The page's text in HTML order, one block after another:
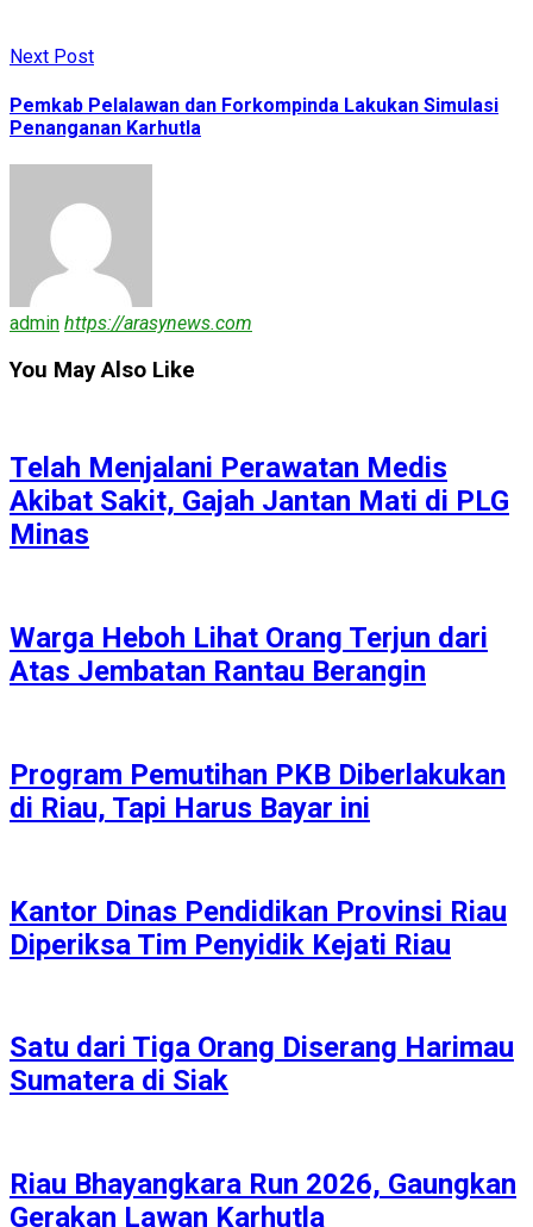
Next Post
Pemkab Pelalawan dan Forkompinda Lakukan Simulasi
Penanganan Karhutla
admin https://arasynews.com
You May Also Like
Telah Menjalani Perawatan Medis
Akibat Sakit, Gajah Jantan Mati di PLG
Minas
Warga Heboh Lihat Orang Terjun dari
Atas Jembatan Rantau Berangin
Program Pemutihan PKB Diberlakukan
di Riau, Tapi Harus Bayar ini
Kantor Dinas Pendidikan Provinsi Riau
Diperiksa Tim Penyidik Kejati Riau
Satu dari Tiga Orang Diserang Harimau
Sumatera di Siak
Riau Bhayangkara Run 2026, Gaungkan
Gerakan Lawan Karhutla